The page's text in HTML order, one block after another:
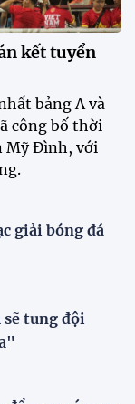
Nam -
thắng trên sân
đà trước
"Chúng tôi
thắng trước